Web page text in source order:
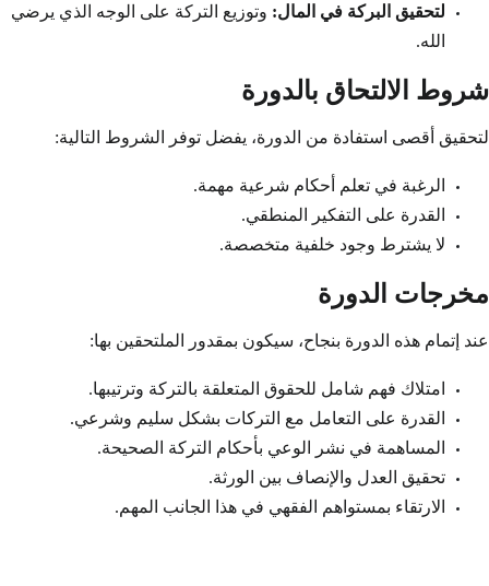
لتحقيق البركة في المال: وتوزيع التركة على الوجه الذي يرضي
الله.
شروط الالتحاق بالدورة
لتحقيق أقصى استفادة من الدورة، يفضل توفر الشروط التالية:
الرغبة في تعلم أحكام شرعية مهمة.
القدرة على التفكير المنطقي.
لا يشترط وجود خلفية متخصصة.
مخرجات الدورة
عند إتمام هذه الدورة بنجاح، سيكون بمقدور الملتحقين بها:
امتلاك فهم شامل للحقوق المتعلقة بالتركة وترتيبها.
القدرة على التعامل مع التركات بشكل سليم وشرعي.
المساهمة في نشر الوعي بأحكام التركة الصحيحة.
تحقيق العدل والإنصاف بين الورثة.
الارتقاء بمستواهم الفقهي في هذا الجانب المهم.